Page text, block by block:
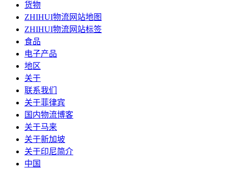
货物
ZHIHUI物流网站地图
ZHIHUI物流网站标签
食品
电子产品
地区
关于
联系我们
关于菲律宾
国内物流博客
关于马来
关于新加坡
关于印尼简介
中国